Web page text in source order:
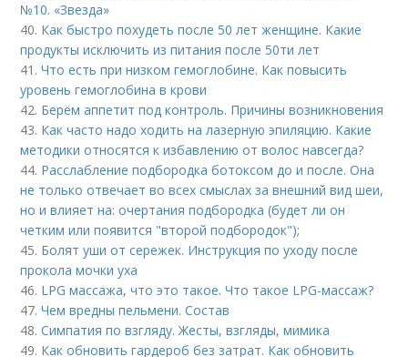
№10. «Звезда»
40. Как быстро похудеть после 50 лет женщине. Какие
продукты исключить из питания после 50ти лет
41.Что есть при низком гемоглобине. Как повысить
уровень гемоглобина в крови
42. Берём аппетит под контроль. Причины возникновения
43. Как часто надо ходить на лазерную эпиляцию. Какие
методики относятся к избавлению от волос навсегда?
44. Расслабление подбородка ботоксом до и после. Она
не только отвечает во всех смыслах за внешний вид шеи,
но и влияет на: очертания подбородка (будет ли он
четким или появится "второй подбородок");
45. Болят уши от сережек. Инструкция по уходу после
прокола мочки уха
46. LPG массажа, что это такое. Что такое LPG-массаж?
47.Чем вредны пельмени. Состав
48.Симпатия по взгляду. Жесты, взгляды, мимика
49. Как обновить гардероб без затрат. Как обновить